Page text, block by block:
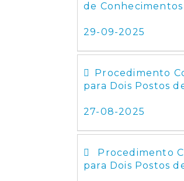
de Conhecimentos
29-09-2025
Procedimento
para Dois Postos
27-08-2025
Procedimento
para Dois Postos